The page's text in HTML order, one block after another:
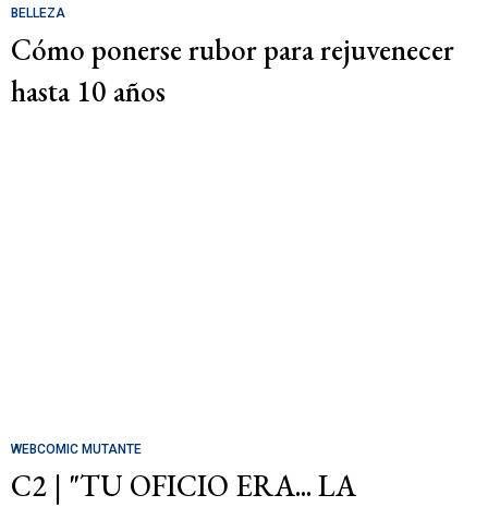
BELLEZA
Cómo ponerse rubor para rejuvenecer
hasta 10 años
WEBCOMIC MUTANTE
C2 | "TU OFICIO ERA... LA